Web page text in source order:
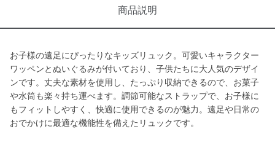
商品説明
お子様の遠足にぴったりなキッズリュック。可愛いキャラクター
ワッペンとぬいぐるみが付いており、子供たちに大人気のデザイ
ンです。丈夫な素材を使用し、たっぷり収納できるので、お菓子
や水筒も楽々持ち運べます。調節可能なストラップで、お子様に
もフィットしやすく、快適に使用できるのが魅力。遠足や日常の
おでかけに最適な機能性を備えたリュックです。